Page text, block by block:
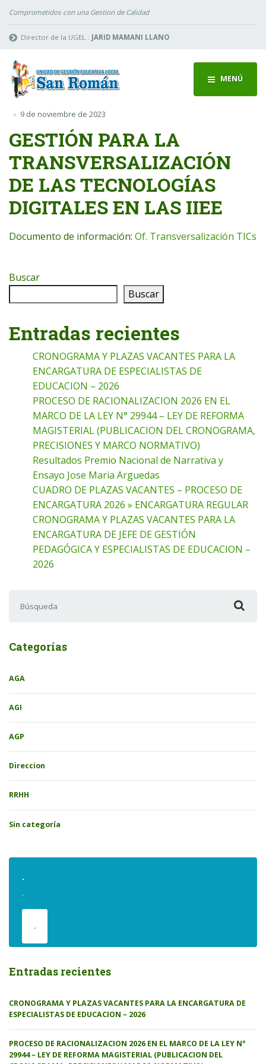
Comprometidos con una Gestion de Calidad
Director de la UGEL : JARID MAMANI LLANO
MENÚ
9 de noviembre de 2023
GESTIÓN PARA LA
TRANSVERSALIZACIÓN
DE LAS TECNOLOGÍAS
DIGITALES EN LAS IIEE
Documento de información: Of. Transversalización TICs
Buscar
Buscar
Entradas recientes
CRONOGRAMA Y PLAZAS VACANTES PARA LA
ENCARGATURA DE ESPECIALISTAS DE
EDUCACION – 2026
PROCESO DE RACIONALIZACION 2026 EN EL
MARCO DE LA LEY N° 29944 – LEY DE REFORMA
MAGISTERIAL (PUBLICACION DEL CRONOGRAMA,
PRECISIONES Y MARCO NORMATIVO)
Resultados Premio Nacional de Narrativa y
Ensayo Jose Maria Arguedas
CUADRO DE PLAZAS VACANTES – PROCESO DE
ENCARGATURA 2026 » ENCARGATURA REGULAR
CRONOGRAMA Y PLAZAS VACANTES PARA LA
ENCARGATURA DE JEFE DE GESTIÓN
PEDAGÓGICA Y ESPECIALISTAS DE EDUCACION –
2026
Categorías
AGA
AGI
AGP
Direccion
RRHH
Sin categoría
.
.
.
Entradas recientes
CRONOGRAMA Y PLAZAS VACANTES PARA LA ENCARGATURA DE
ESPECIALISTAS DE EDUCACION – 2026
PROCESO DE RACIONALIZACION 2026 EN EL MARCO DE LA LEY N°
29944 – LEY DE REFORMA MAGISTERIAL (PUBLICACION DEL